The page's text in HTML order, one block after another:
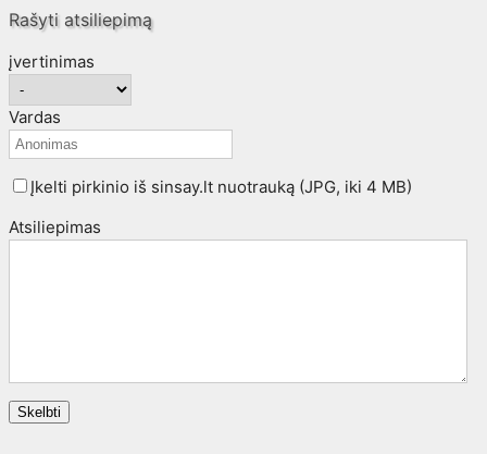
Rašyti atsiliepimą
įvertinimas
Vardas
Įkelti pirkinio iš sinsay.lt nuotrauką (JPG, iki 4 MB)
Atsiliepimas